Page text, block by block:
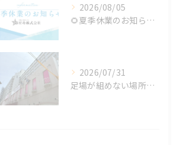
2026/08/05
🌻夏季休業のお知らせ🌻
2026/07/31
足場が組めない場所でも施工可能！ロープアクセス工法の特徴と対応できる工事